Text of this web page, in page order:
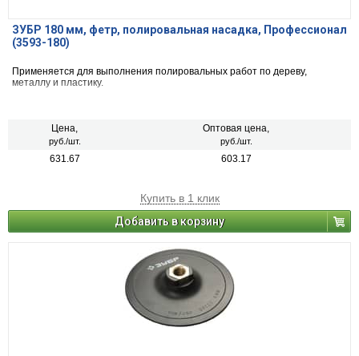
ЗУБР 180 мм, фетр, полировальная насадка, Профессионал
(3593-180)
Применяется для выполнения полировальных работ по дереву,
металлу и пластику.
Цена,
руб./шт.
Оптовая цена,
руб./шт.
631.67 603.17
Купить в 1 клик
Добавить в корзину